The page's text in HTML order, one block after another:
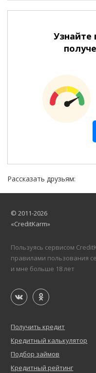
Рассказать друзьям:
© 2011-2026
«CreditKarm»
Пользуясь сервисом
правилами пользования
и мне больше 18 лет
Получить кредит
Кредитный калькулятор
Подбор займов
Кредитный рейтинг